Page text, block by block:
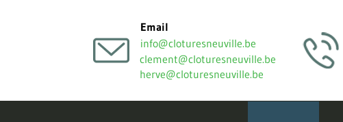
Email
info@cloturesneuville.be
clement@cloturesneuville.be
herve@cloturesneuville.be